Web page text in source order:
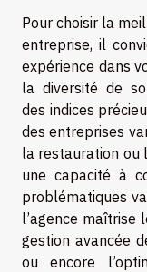
Pour choisir la
entreprise, il
expérience dans
la diversité de
des indices
des entreprises
la restauration ou
une capacité à
problématiques
l’agence maîtrise
gestion avancée
ou encore